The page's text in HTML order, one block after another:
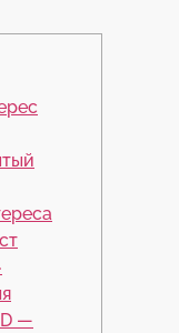
—